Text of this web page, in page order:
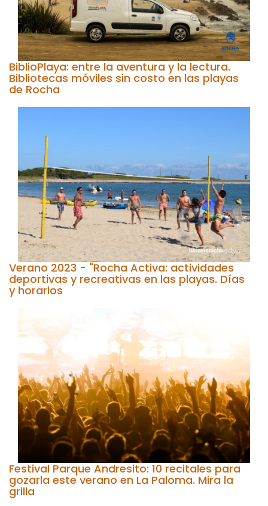
BiblioPlaya: entre la aventura y la lectura.
Bibliotecas móviles sin costo en las playas
de Rocha
Verano 2023 - "Rocha Activa: actividades
deportivas y recreativas en las playas. Días
y horarios
Festival Parque Andresito: 10 recitales para
gozarla este verano en La Paloma. Mira la
grilla